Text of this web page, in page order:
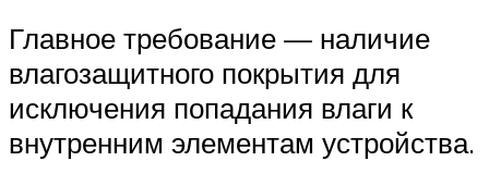
Главное требование — наличие
влагозащитного покрытия для
исключения попадания влаги к
внутренним элементам устройства.